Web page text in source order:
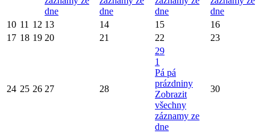
dne
dne
dne
dne
10 11 12 13 14 15
16
17 18 19 20 21 22 23
24 25 26 27 28
29
1
Pá pá
prázdniny
Zobrazit
všechny
záznamy ze
dne
30